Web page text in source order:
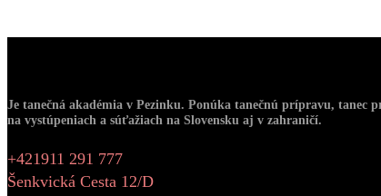
Je tanečná akadémia v Pezinku. Ponúka tanečnú prípravu,
na vystúpeniach a súťažiach na Slovensku aj v zahraničí.
+421911 291 777
Šenkvická Cesta 12/D